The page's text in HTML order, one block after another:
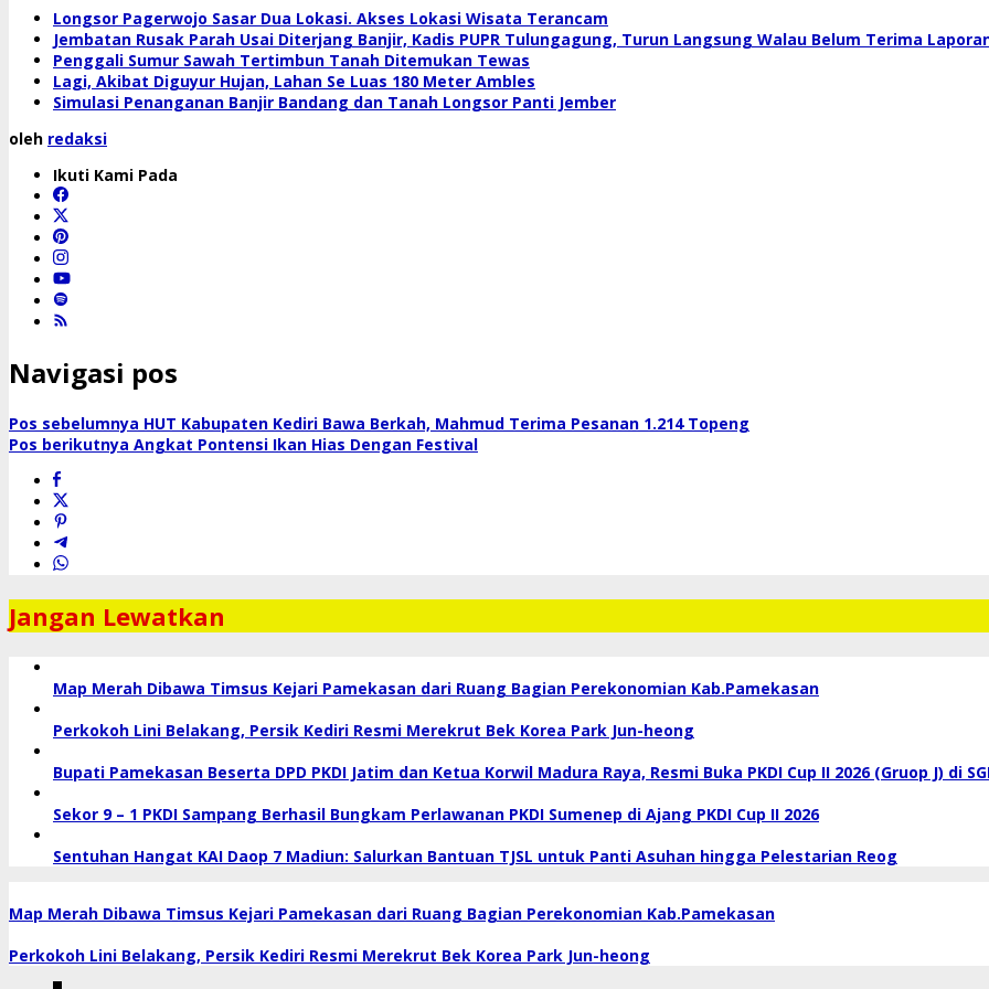
Longsor Pagerwojo Sasar Dua Lokasi. Akses Lokasi Wisata Terancam
Jembatan Rusak Parah Usai Diterjang Banjir, Kadis PUPR Tulungagung, Turun Langsung Walau Belum Terima
Penggali Sumur Sawah Tertimbun Tanah Ditemukan Tewas
Lagi, Akibat Diguyur Hujan, Lahan Se Luas 180 Meter Ambles
Simulasi Penanganan Banjir Bandang dan Tanah Longsor Panti Jember
oleh redaksi
Ikuti Kami Pada
Navigasi pos
Pos sebelumnya HUT Kabupaten Kediri Bawa Berkah, Mahmud Terima Pesanan 1.214 Topeng
Pos berikutnya Angkat Pontensi Ikan Hias Dengan Festival
Jangan Lewatkan
Map Merah Dibawa Timsus Kejari Pamekasan dari Ruang Bagian Perekonomian Kab.Pamekasan
Perkokoh Lini Belakang, Persik Kediri Resmi Merekrut Bek Korea Park Jun-heong
Bupati Pamekasan Beserta DPD PKDI Jatim dan Ketua Korwil Madura Raya, Resmi Buka PKDI Cup II 2026 (Gruop J) di
Sekor 9 – 1 PKDI Sampang Berhasil Bungkam Perlawanan PKDI Sumenep di Ajang PKDI Cup II 2026
Sentuhan Hangat KAI Daop 7 Madiun: Salurkan Bantuan TJSL untuk Panti Asuhan hingga Pelestarian Reog
Map Merah Dibawa Timsus Kejari Pamekasan dari Ruang Bagian Perekonomian Kab.Pamekasan
Perkokoh Lini Belakang, Persik Kediri Resmi Merekrut Bek Korea Park Jun-heong